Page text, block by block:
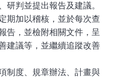
研判並提出報告及建議。
期加以稽核，並於每次查
告，並檢附相關文件，呈
建議等，並繼續追蹤改善
制度、規章辦法、計畫與